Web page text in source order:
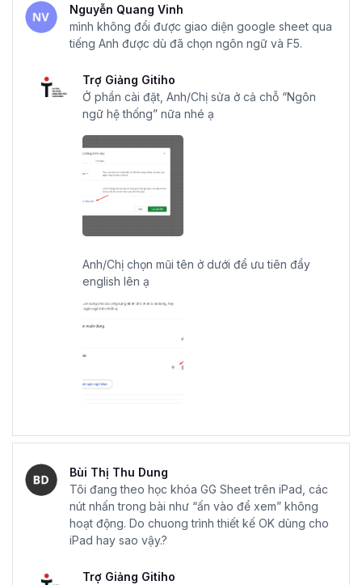
Nguyễn Quang Vinh
mình không đổi được giao diện google sheet qua
tiếng Anh được dù đã chọn ngôn ngữ và F5.
Trợ Giảng Gitiho
Ở phần cài đặt, Anh/Chị sửa ở cả chỗ “Ngôn
ngữ hệ thống” nữa nhé ạ
Anh/Chị chọn mũi tên ở dưới để ưu tiên đẩy
english lên ạ
Bùi Thị Thu Dung
Tôi đang theo học khóa GG Sheet trên iPad, các
nút nhấn trong bài như “ấn vào để xem” không
hoạt động. Do chuong trình thiết kế OK dùng cho
iPad hay sao vậy.?
Trợ Giảng Gitiho